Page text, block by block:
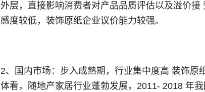
外层，直接影响消费者对产品品质评估以及溢价
感度较低，装饰原纸企业议价能力较强。
2、国内市场：步入成熟期，行业集中度高 装饰原
体看，随地产家居行业蓬勃发展，2011- 2018 年